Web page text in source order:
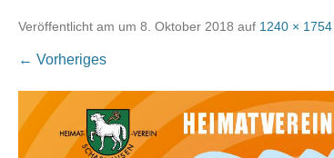
Veröffentlicht am um 8. Oktober 2018 auf 1240 × 1754
← Vorheriges